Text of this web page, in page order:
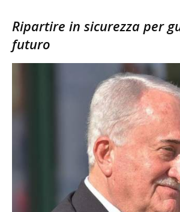
Ripartire in sicurezza per
futuro